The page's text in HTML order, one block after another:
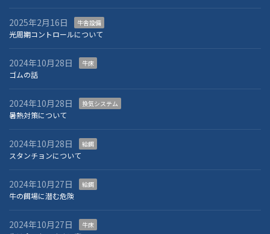
2025年2月16日 牛舎設備
光周期コントロールについて
2024年10月28日 牛床
ゴムの話
2024年10月28日 換気システム
暑熱対策について
2024年10月28日 給餌
スタンチョンについて
2024年10月27日 給餌
牛の餌場に潜む危険
2024年10月27日 牛床